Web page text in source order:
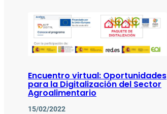
Encuentro virtual: Oportunidades
para la Digitalización del Sector
Agroalimentario
15/02/2022